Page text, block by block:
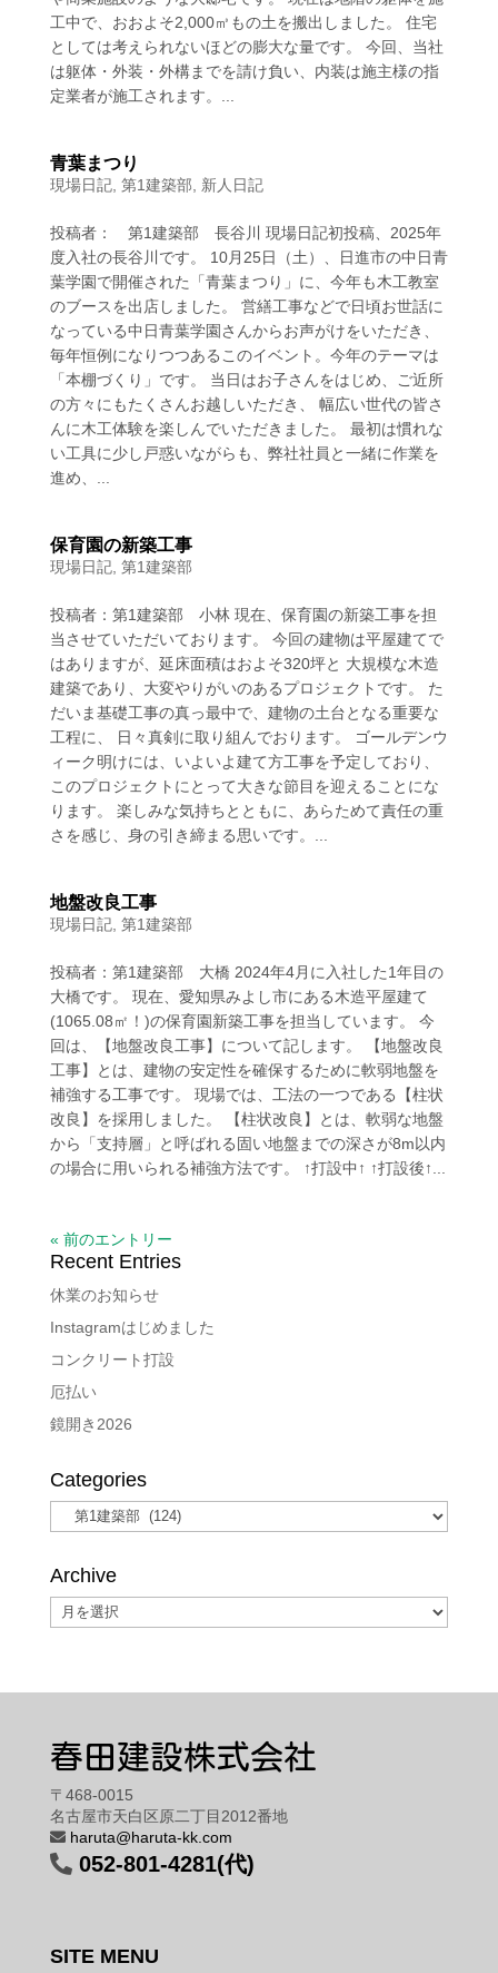
工中で、おおよそ2,000㎥もの土を搬出しました。 住宅
としては考えられないほどの膨大な量です。 今回、当社
は躯体・外装・外構までを請け負い、内装は施主様の指
定業者が施工されます。...
青葉まつり
現場日記, 第1建築部 新人日記
投稿者： 第1建築部 長谷川 現場日記初投稿、2025年
度入社の長谷川です。 10月25日（土）、日進市の中日青
葉学園で開催された「青葉まつり」に、今年も木工教室
のブースを出店しました。 営繕工事などで日頃お世話に
なっている中日青葉学園さんからお声がけをいただき、
毎年恒例になりつつあるこのイベント。今年のテーマは
「本棚づくり」です。 当日はお子さんをはじめ、ご近所
の方々にもたくさんお越しいただき、 幅広い世代の皆さ
んに木工体験を楽しんでいただきました。 最初は慣れな
い工具に少し戸惑いながらも、弊社社員と一緒に作業を
進め、...
保育園の新築工事
現場日記, 第1建築部
投稿者：第1建築部 小林 現在、保育園の新築工事を担
当させていただいております。 今回の建物は平屋建てで
はありますが、延床面積はおよそ320坪と 大規模な木造
建築であり、大変やりがいのあるプロジェクトです。 た
だいま基礎工事の真っ最中で、建物の土台となる重要な
工程に、 日々真剣に取り組んでおります。 ゴールデンウ
ィーク明けには、いよいよ建て方工事を予定しており、
このプロジェクトにとって大きな節目を迎えることにな
ります。 楽しみな気持ちとともに、あらためて責任の重
さを感じ、身の引き締まる思いです。...
地盤改良工事
現場日記, 第1建築部
投稿者：第1建築部 大橋 2024年4月に入社した1年目の
大橋です。 現在、愛知県みよし市にある木造平屋建て
(1065.08㎡！)の保育園新築工事を担当しています。 今
回は、【地盤改良工事】について記します。 【地盤改良
工事】とは、建物の安定性を確保するために軟弱地盤を
補強する工事です。 現場では、工法の一つである【柱状
改良】を採用しました。 【柱状改良】とは、軟弱な地盤
から「支持層」と呼ばれる固い地盤までの深さが8m以内
の場合に用いられる補強方法です。 ↑打設中↑ ↑打設後↑...
« 前のエントリー
Recent Entries
休業のお知らせ
Instagramはじめました
コンクリート打設
厄払い
鏡開き2026
Categories
Categories
Archive
Archive
春田建設株式会社
〒468-0015
名古屋市天白区原二丁目2012番地
haruta@haruta-kk.com
052-801-4281(代)
SITE MENU